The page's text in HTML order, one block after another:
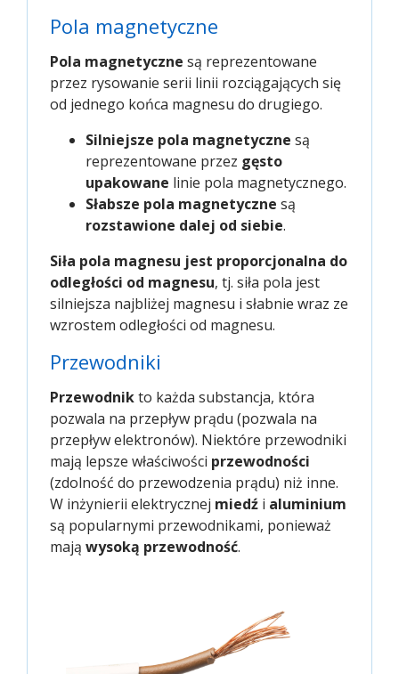
Pola magnetyczne
Pola magnetyczne są reprezentowane
przez rysowanie serii linii rozciągających się
od jednego końca magnesu do drugiego.
Silniejsze pola magnetyczne są
reprezentowane przez gęsto
upakowane linie pola magnetycznego.
Słabsze pola magnetyczne są
rozstawione dalej od siebie.
Siła pola magnesu jest proporcjonalna do
odległości od magnesu, tj. siła pola jest
silniejsza najbliżej magnesu i słabnie wraz ze
wzrostem odległości od magnesu.
Przewodniki
Przewodnikto każda substancja, która
pozwala na przepływ prądu (pozwala na
przepływ elektronów). Niektóre przewodniki
mają lepsze właściwości przewodności
(zdolność do przewodzenia prądu) niż inne.
W inżynierii elektrycznej miedź i aluminium
są popularnymi przewodnikami, ponieważ
mają wysoką przewodność.